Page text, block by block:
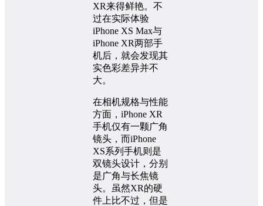
XR来得鲜艳。不
过在实际体验
iPhone XS Max与
iPhone XR两部手
机后，就会发现其
实色彩差异并不
大。
在相机规格与性能
方面，iPhone XR
手机仅有一颗广角
镜头，而iPhone
XS系列手机则是
双镜头设计，分别
是广角与长焦镜
头。虽然XR的硬
件上比不过，但是